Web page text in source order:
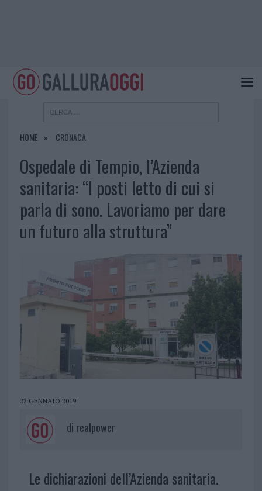
HOME CRONACA
Ospedale di Tempio, l’Azienda
sanitaria: “I posti letto di cui si
parla di sono. Lavoriamo per dare
un futuro alla struttura”
22 GENNAIO 2019
di realpower
Le dichiarazioni dell’Azienda sanitaria.